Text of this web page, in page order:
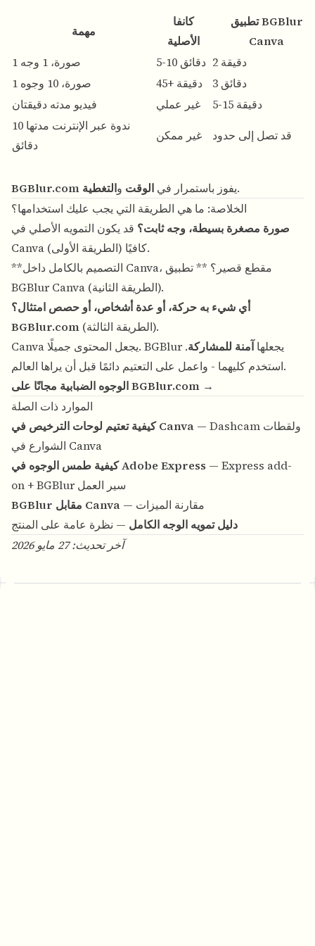
مهمة
كانفا
الأصلية
تطبيق BGBlur
Canva
1 صورة، 1 وجه
5-10 دقائق
2 دقيقة
1 صورة، 10 وجوه
45+ دقيقة
3 دقائق
فيديو مدته دقيقتان
غير عملي
5-15 دقيقة
ندوة عبر الإنترنت مدتها 10
دقائق
غير ممكن قد تصل إلى حدود
BGBlur.com يفوز باستمرار في الوقت والتغطية
.
الخلاصة: ما هي الطريقة التي يجب عليك استخدامها؟
صورة مصغرة بسيطة، وجه ثابت؟ قد يكون التمويه الأصلي في
Canva (الطريقة الأولى) كافيًا.
**التصميم بالكامل داخل Canva، مقطع قصير؟ ** تطبيق
BGBlur Canva (الطريقة الثانية).
أي شيء به حركة، أو عدة أشخاص، أو حصص امتثال؟
BGBlur.com
(الطريقة الثالثة).
Canva يجعل المحتوى جميلًا. BGBlur يجعلها آمنة للمشاركة.
استخدم كليهما - واعمل على التعتيم دائمًا قبل أن يراها العالم.
الوجوه الضبابية مجانًا على BGBlur.com →
الموارد ذات الصلة
كيفية تعتيم لوحات الترخيص في Canva — Dashcam ولقطات
الشوارع في Canva
كيفية طمس الوجوه في Adobe Express — Express add-
on + BGBlur سير العمل
BGBlur مقابل Canva
— مقارنة الميزات
دليل تمويه الوجه الكامل — نظرة عامة على المنتج
آخر تحديث: 27 مايو 2026